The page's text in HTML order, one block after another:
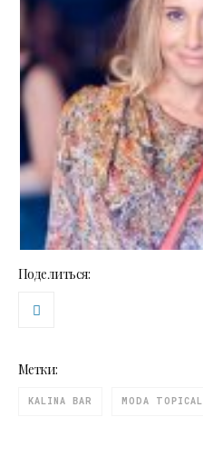
Поделиться:
Метки:
KALINA BAR MODA TOPICAL